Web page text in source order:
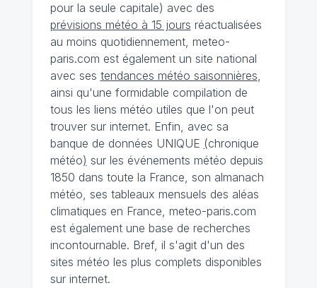
pour la seule capitale) avec des
prévisions météo à 15 jours réactualisées
au moins quotidiennement, meteo-
paris.com est également un site national
avec ses tendances météo saisonnières,
ainsi qu'une formidable compilation de
tous les liens météo utiles que l'on peut
trouver sur internet. Enfin, avec sa
banque de données UNIQUE (chronique
météo) sur les événements météo depuis
1850 dans toute la France, son almanach
météo, ses tableaux mensuels des aléas
climatiques en France, meteo-paris.com
est également une base de recherches
incontournable. Bref, il s'agit d'un des
sites météo les plus complets disponibles
sur internet.